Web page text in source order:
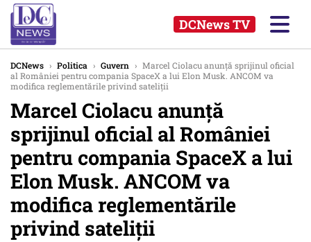
DCNews TV
DCNews › Politica › Guvern › Marcel Ciolacu anunță sprijinul oficial
al României pentru compania SpaceX a lui Elon Musk. ANCOM va
modifica reglementările privind sateliții
Marcel Ciolacu anunță
sprijinul oficial al României
pentru compania SpaceX a lui
Elon Musk. ANCOM va
modifica reglementările
privind sateliții